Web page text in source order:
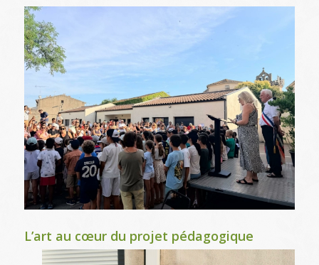
L’art au cœur du projet pédagogique